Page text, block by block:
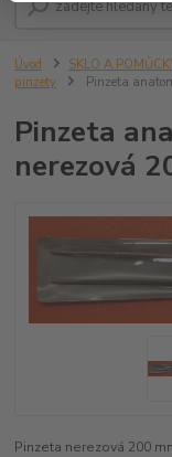
Úvod SKLO A
pinzety
Pinzeta
Pinzeta
nerezová
Pinzeta nerezová 200